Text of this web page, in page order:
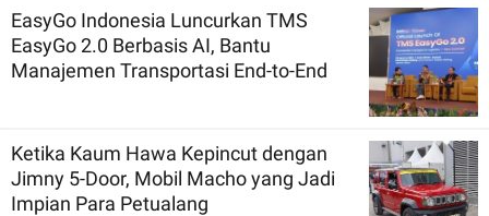
EasyGo Indonesia Luncurkan TMS
EasyGo 2.0 Berbasis AI, Bantu
Manajemen Transportasi End-to-End
Ketika Kaum Hawa Kepincut dengan
Jimny 5-Door, Mobil Macho yang Jadi
Impian Para Petualang